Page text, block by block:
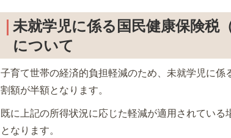
未就学児に係る国民健康保険税
について
子育て世帯の経済的負担軽減のため、未就学児に
割額が半額となります。
既に上記の所得状況に応じた軽減が適用されてい
となります。